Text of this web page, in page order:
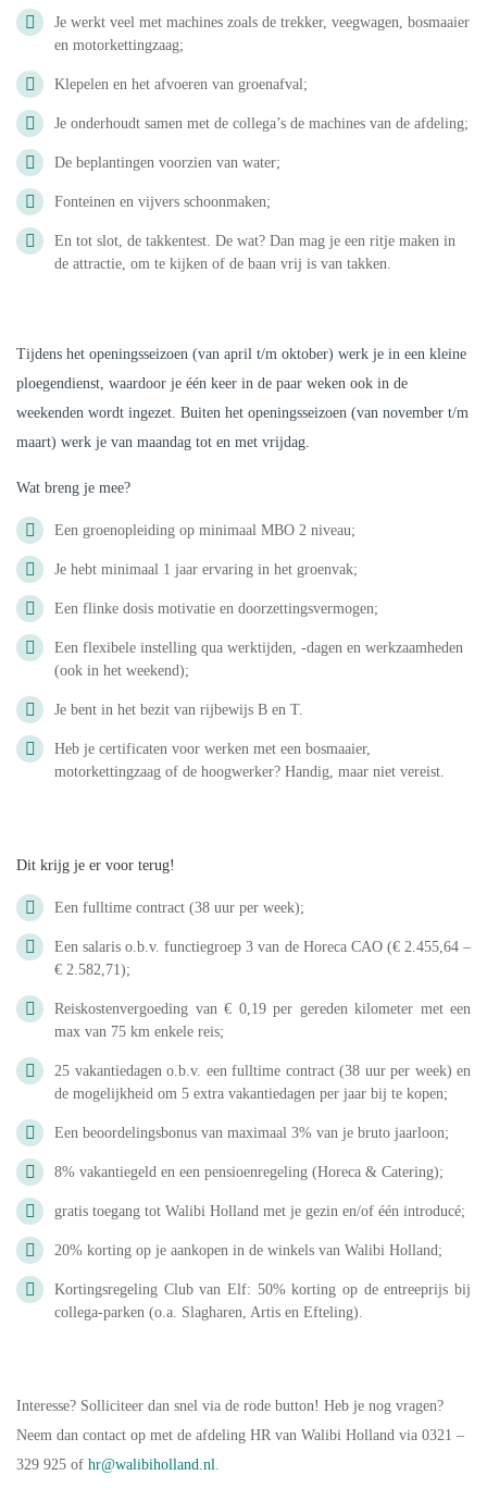
Je werkt veel met machines zoals de trekker, veegwagen, bosmaaier
en motorkettingzaag;
Klepelen en het afvoeren van groenafval;
Je onderhoudt samen met de collega’s de machines van de afdeling;
De beplantingen voorzien van water;
Fonteinen en vijvers schoonmaken;
En tot slot, de takkentest. De wat? Dan mag je een ritje maken in
de attractie, om te kijken of de baan vrij is van takken.
Tijdens het openingsseizoen (van april t/m oktober) werk je in een kleine
ploegendienst, waardoor je één keer in de paar weken ook in de
weekenden wordt ingezet. Buiten het openingsseizoen (van november t/m
maart) werk je van maandag tot en met vrijdag.
Wat breng je mee?
Een groenopleiding op minimaal MBO 2 niveau;
Je hebt minimaal 1 jaar ervaring in het groenvak;
Een flinke dosis motivatie en doorzettingsvermogen;
Een flexibele instelling qua werktijden, -dagen en werkzaamheden
(ook in het weekend);
Je bent in het bezit van rijbewijs B en T.
Heb je certificaten voor werken met een bosmaaier,
motorkettingzaag of de hoogwerker? Handig, maar niet vereist.
Dit krijg je er voor terug!
Een fulltime contract (38 uur per week);
Een salaris o.b.v. functiegroep 3 van de Horeca CAO (€ 2.455,64 –
€ 2.582,71);
Reiskostenvergoeding van € 0,19 per gereden kilometer met een
max van 75 km enkele reis;
25 vakantiedagen o.b.v. een fulltime contract (38 uur per week) en
de mogelijkheid om 5 extra vakantiedagen per jaar bij te kopen;
Een beoordelingsbonus van maximaal 3% van je bruto jaarloon;
8% vakantiegeld en een pensioenregeling (Horeca & Catering);
gratis toegang tot Walibi Holland met je gezin en/of één introducé;
20% korting op je aankopen in de winkels van Walibi Holland;
Kortingsregeling Club van Elf: 50% korting op de entreeprijs bij
collega-parken (o.a. Slagharen, Artis en Efteling).
Interesse? Solliciteer dan snel via de rode button! Heb je nog vragen?
Neem dan contact op met de afdeling HR van Walibi Holland via 0321 –
329 925 of hr@walibiholland.nl